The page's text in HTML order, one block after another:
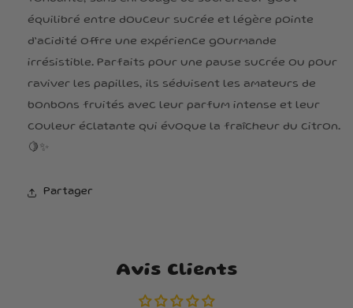
équilibré entre douceur sucrée et légère pointe
d’acidité offre une expérience gourmande
irrésistible. Parfaits pour une pause sucrée ou pour
raviver les papilles, ils séduisent les amateurs de
bonbons fruités avec leur parfum intense et leur
couleur éclatante qui évoque la fraîcheur du citron.
🍋✨
Partager
Avis Clients